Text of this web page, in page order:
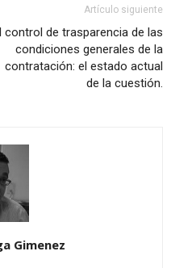
Artículo siguiente
control de trasparencia de las
condiciones generales de la
contratación: el estado actual
de la cuestión.
Gimenez